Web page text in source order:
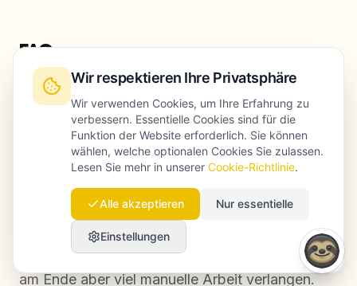
FAQ
Was sagen Nutzer auf Reddit über Local-
SEO-AI-Tools?
In Diskussionen auf Reddit, vor allem in
r/LocalSEO und r/SEO, tauchen 2026 immer
wieder ähnliche Punkte auf: Viele ärgern sich
über Tools, die Automatisierung versprechen,
am Ende aber viel manuelle Arbeit verlangen.
Wir respektieren Ihre Privatsphäre
Wir verwenden Cookies, um Ihre Erfahrung zu
verbessern. Essentielle Cookies sind für die
Funktion der Website erforderlich. Sie können
wählen, welche optionalen Cookies Sie zulassen.
Lesen Sie mehr in unserer Cookie-Richtlinie.
Alle akzeptieren Nur essentielle
Einstellungen